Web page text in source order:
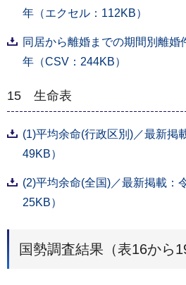
年（エクセル：112KB）
同居から離婚までの期間別離婚
年（CSV：244KB）
15 生命表
(1)平均余命(行政区別)／最新掲
49KB）
(2)平均余命(全国)／最新掲載：
25KB）
国勢調査結果（表16から